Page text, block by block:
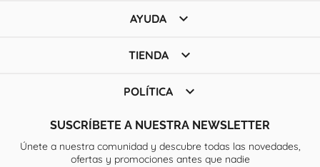
AYUDA 
TIENDA 
POLÍTICA 
SUSCRÍBETE A NUESTRA NEWSLETTER
Únete a nuestra comunidad y descubre todas las novedades,
ofertas y promociones antes que nadie